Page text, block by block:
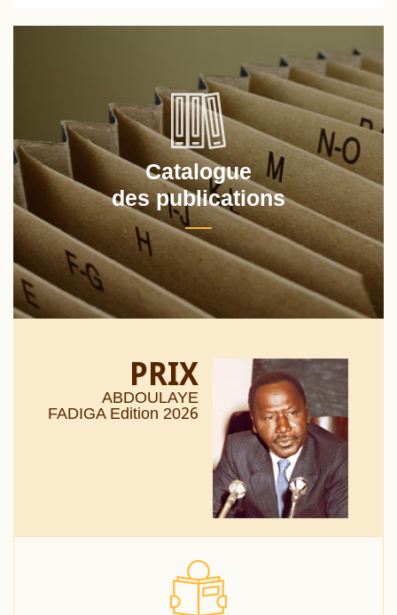
Catalogue
des publications
PRIX
ABDOULAYE
FADIGA Edition 2026